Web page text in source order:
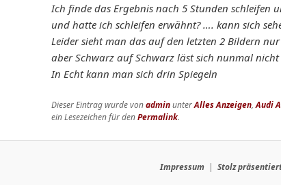
Ich finde das Ergebnis nach 5 Stunden schleifen
und hatte ich schleifen erwähnt? …. kann sich
Leider sieht man das auf den letzten 2 Bildern nur
aber Schwarz auf Schwarz läst sich nunmal nicht
In Echt kann man sich drin Spiegeln
Dieser Eintrag wurde vonadminunterAlles Anzeigen,Audi
ein Lesezeichen für denPermalink.
Impressum Stolz